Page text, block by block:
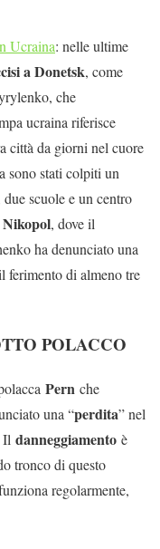
Ucraina: nelle ultime
a Donetsk, come
che
ucraina riferisce
città da giorni nel cuore
sono stati colpiti un
scuole e un centro
Nikopol, dove il
ha denunciato una
ferimento di almeno tre
POLACCO
Pern che
una “perdita” nel
Il danneggiamento è
tronco di questo
regolarmente,